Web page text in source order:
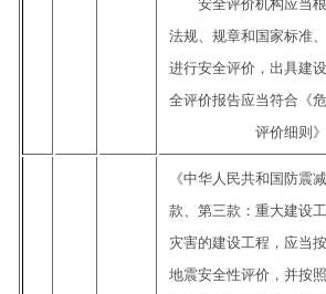
安全评价机构应当根
法规、规章和国家标准
进行安全评价，出具建
全评价报告应当符合《
评价细则》
《中华人民共和国防震
款、第三款：重大建设
灾害的建设工程，应当
地震安全性评价，并按